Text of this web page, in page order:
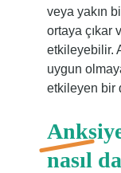
veya yakın
ortaya çıkar
etkileyebilir.
uygun
etkileyen bir
nasıl